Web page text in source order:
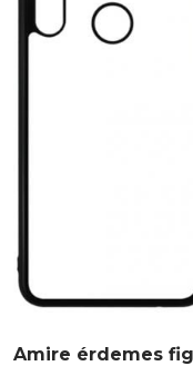
Amire érdemes